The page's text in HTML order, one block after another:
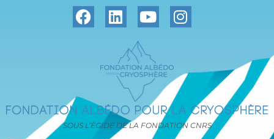
SOUS L’ÉGIDE DE LA FONDATION CNRS